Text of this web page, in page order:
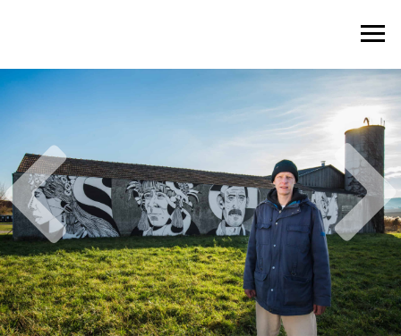
WÜRMLAS WÄNDE
DAS PROJEKT
WÄNDE
WANDERWEG
BUCH